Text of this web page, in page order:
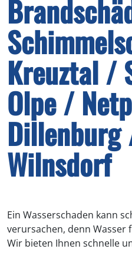
Kreuztal /
Olpe /
Wilnsdorf
Ein Wasserschaden kann
verursachen, denn Wasser
Wir bieten Ihnen schnelle